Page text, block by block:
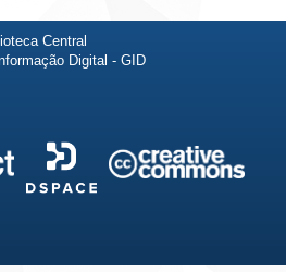
Central
Digital - GID